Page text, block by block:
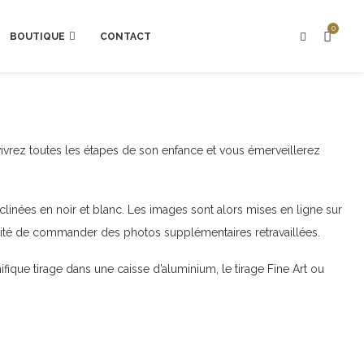
BOUTIQUE CONTACT
0
toutes les étapes de son enfance et vous émerveillerez
en noir et blanc. Les images sont alors mises en ligne sur
de commander des photos supplémentaires retravaillées.
tirage dans une caisse d’aluminium, le tirage Fine Art ou